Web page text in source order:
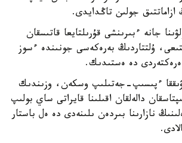
جولىن تاڭدايدى.
جانە ءبىرىنشى قۇرىلتايعا قاتىسقان
ۇلتتاردىڭ بەرەكەسى جونىندە ءسوز
دە ەستىدىك.
ءپىسىپ-جەتىلىپ وسكەن، وزىندىك
دالەلقان اقىلىنا قايراتى ساي بولىپ
نازارىنا بىردەن ىلىنەدى دە ەل باستار